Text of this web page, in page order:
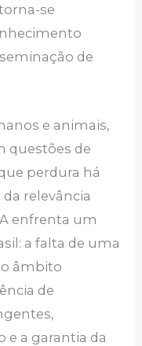
se
de
e animais,
questões de
perdura há
relevância
enfrenta um
a falta de uma
âmbito
de
e a garantia da